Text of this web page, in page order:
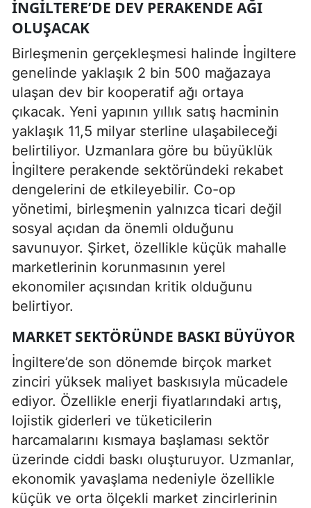
İNGILTERE’DE DEV PERAKENDE AĞI
OLUŞACAK
Birleşmenin gerçekleşmesi halinde İngiltere
genelinde yaklaşık 2 bin 500 mağazaya
ulaşan dev bir kooperatif ağı ortaya
çıkacak. Yeni yapının yıllık satış hacminin
yaklaşık 11,5 milyar sterline ulaşabileceği
belirtiliyor. Uzmanlara göre bu büyüklük
İngiltere perakende sektöründeki rekabet
dengelerini de etkileyebilir. Co-op
yönetimi, birleşmenin yalnızca ticari değil
sosyal açıdan da önemli olduğunu
savunuyor. Şirket, özellikle küçük mahalle
marketlerinin korunmasının yerel
ekonomiler açısından kritik olduğunu
belirtiyor.
MARKET SEKTÖRÜNDE BASKI BÜYÜYOR
İngiltere’de son dönemde birçok market
zinciri yüksek maliyet baskısıyla mücadele
ediyor. Özellikle enerji fiyatlarındaki artış,
lojistik giderleri ve tüketicilerin
harcamalarını kısmaya başlaması sektör
üzerinde ciddi baskı oluşturuyor. Uzmanlar,
ekonomik yavaşlama nedeniyle özellikle
küçük ve orta ölçekli market zincirlerinin